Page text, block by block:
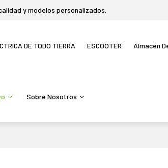
y modelos personalizados.
DE TODO TIERRA ESCOOTER Almacén
Sobre Nosotros